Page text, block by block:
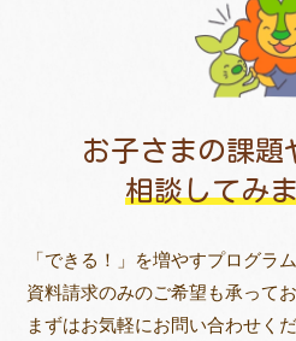
お子さまの課題
相談してみ
「できる！」を増やすプログラ
資料請求のみのご希望も承ってお
まずはお気軽にお問い合わせくだ